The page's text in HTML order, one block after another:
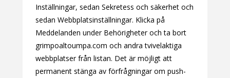
Inställningar, sedan Sekretess och säkerhet och
sedan Webbplatsinställningar. Klicka på
Meddelanden under Behörigheter och ta bort
grimpoaltoumpa.com och andra tvivelaktiga
webbplatser från listan. Det är möjligt att
permanent stänga av förfrågningar om push-